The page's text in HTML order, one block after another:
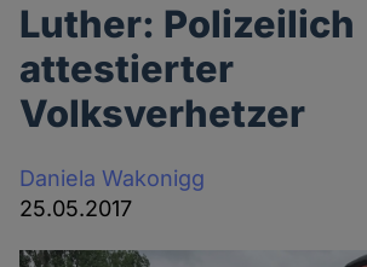
Luther: Polizeilich
attestierter
Volksverhetzer
Daniela Wakonigg
25.05.2017